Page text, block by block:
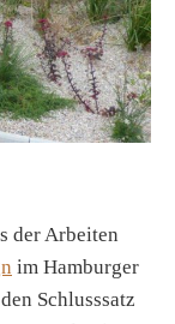
der Arbeiten
im Hamburger
Schlusssatz